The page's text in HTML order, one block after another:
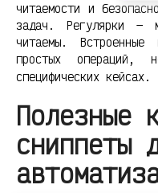
читаемости и
задач. Регулярки —
читаемы.
простых операций,
специфических кейсах.
Полезные
сниппеты